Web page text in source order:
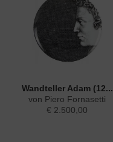
Wandteller Adam (12...
von Piero Fornasetti
€ 2.500,00